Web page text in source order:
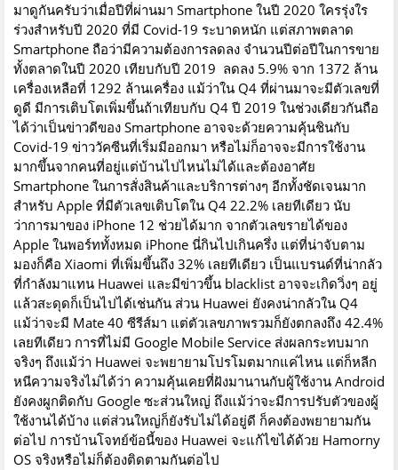
มาดูกันครับว่าเมื่อปีที่ผ่านมา Smartphone ในปี 2020 ใครรุ่งใร
ร่วงสำหรับปี 2020 ที่มี Covid-19 ระบาดหนัก แต่สภาพตลาด
Smartphone ถือว่ามีความต้องการลดลง จำนวนปีต่อปีในการขาย
ทั้งตลาดในปี 2020 เทียบกับปี 2019 ลดลง 5.9% จาก 1372 ล้าน
เครื่องเหลือที่ 1292 ล้านเครื่อง แม้ว่าใน Q4 ที่ผ่านมาจะมีตัวเลขที่
ดูดี มีการเติบโตเพิ่มขึ้นถ้าเทียบกับ Q4 ปี 2019 ในช่วงเดียวกันถือ
ได้ว่าเป็นข่าวดีของ Smartphone อาจจะด้วยความคุ้นชินกับ
Covid-19 ข่าววัคซีนที่เริ่มมีออกมา หรือไม่ก็อาจจะมีการใช้งาน
มากขึ้นจากคนที่อยู่แต่บ้านไปไหนไม่ได้และต้องอาศัย
Smartphone ในการสั่งสินค้าและบริการต่างๆ อีกทั้งชัดเจนมาก
สำหรับ Apple ที่มีตัวเลขเติบโตใน Q4 22.2% เลยทีเดียว นับ
ว่าการมาของ iPhone 12 ช่วยได้มาก จากตัวเลขรายได้ของ
Apple ในพอร์ททั้งหมด iPhone นี่กินไปเกินครึ่ง แต่ที่น่าจับตาม
มองก็คือ Xiaomi ที่เพิ่มขึ้นถึง 32% เลยทีเดียว เป็นแบรนด์ที่น่ากลัว
ที่กำลังมาแทน Huawei และมีข่าวขึ้น blacklist อาจจะเกิดวิ่งๆ อยู่
แล้วสะดุดก็เป็นไปได้เช่นกัน ส่วน Huawei ยังคงน่ากลัวใน Q4
แม้ว่าจะมี Mate 40 ซีรีส์มา แต่ตัวเลขภาพรวมก็ยังตกลงถึง 42.4%
เลยทีเดียว การที่ไม่มี Google Mobile Service ส่งผลกระทบมาก
จริงๆ ถึงแม้ว่า Huawei จะพยายามโปรโมตมากแค่ไหน แต่ก็หลีก
หนีความจริงไม่ได้ว่า ความคุ้นเคยที่ฝังมานานกับผู้ใช้งาน Android
ยังคงผูกติดกับ Google ซะส่วนใหญ่ ถึงแม้ว่าจะมีการปรับตัวของผู้
ใช้งานได้บ้าง แต่ส่วนใหญ่ก็ยังรับไม่ได้อยู่ดี ก็คงต้องพยายามกัน
ต่อไป การบ้านโจทย์ข้อนี้ของ Huawei จะแก้ไขได้ด้วย Hamorny
OS จริงหรือไม่ก็ต้องติดตามกันต่อไป